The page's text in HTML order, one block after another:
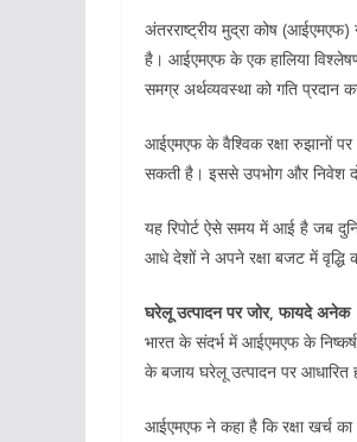
अंतरराष्ट्रीय मुद्रा कोष (आईएमएफ)
है। आईएमएफ के एक हालिया
समग्र अर्थव्यवस्था को गति प्रदान
आईएमएफ के वैश्विक रक्षा रुझानों पर
सकती है। इससे उपभोग और निवेश
यह रिपोर्ट ऐसे समय में आई है जब
आधे देशों ने अपने रक्षा बजट में वृद्धि
घरेलू उत्पादन पर जोर, फायदे अनेक
भारत के संदर्भ में आईएमएफ के
के बजाय घरेलू उत्पादन पर
आईएमएफ ने कहा है कि रक्षा खर्च